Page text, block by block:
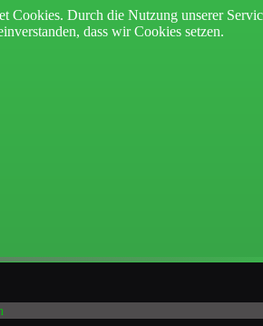
Cookies. Durch die Nutzung unserer
dass wir Cookies setzen.